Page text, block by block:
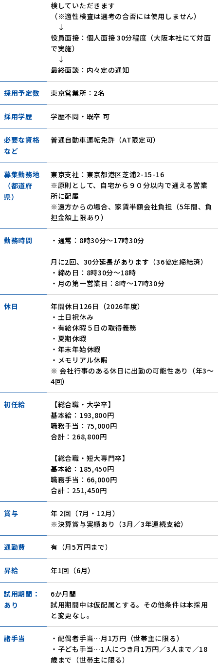
検していただきます
（※適性検査は選考の合否には使用しません）
↓
役員面接：個人面接 30分程度（大阪本社にて対面
で実施）
↓
最終面談：内々定の通知
採用予定数 東京営業所：2名
採用学歴 学歴不問・既卒 可
必要な資格
など
普通自動車運転免許（AT限定可）
募集勤務地
（都道府
県）
東京支社：東京都港区芝浦2-15-16
※原則として、自宅から９０分以内で通える営業
所に配属
※遠方からの場合、家賃半額会社負担（5年間、負
担金額上限あり）
勤務時間 ・通常：8時30分～17時30分
月に2回、30分延長があります（36協定締結済）
・締め日：8時30分～18時
・月の第一営業日：8時～17時30分
休日
年間休日126日（2026年度）
・土日祝休み
・有給休暇５日の取得義務
・夏期休暇
・年末年始休暇
・メモリアル休暇
※ 会社行事のある休日に出勤の可能性あり（年3～
4回）
初任給
【総合職・大学卒】
基本給：193,800円
職務手当：75,000円
合計：268,800円
【総合職・短大専門卒】
基本給：185,450円
職務手当：66,000円
合計：251,450円
賞与
年 2回（7月・12月）
※決算賞与実績あり（3月／3年連続支給）
通勤費 有（月5万円まで）
昇給 年1回（6月）
試用期間：
あり
6か月間
試用期間中は仮配属とする。その他条件は本採用
と変更なし。
諸手当
・配偶者手当…月1万円（世帯主に限る）
・子ども手当…1人につき月1万円／3人まで／18
歳まで（世帯主に限る）